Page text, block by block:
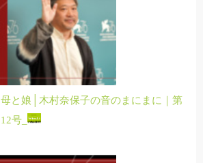
母と娘│木村奈保子の音のまにまに｜第
12号_